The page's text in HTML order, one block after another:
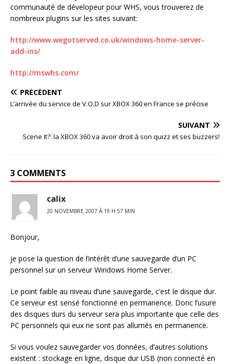
communauté de dévelopeur pour WHS, vous trouverez de
nombreux plugins sur les sites suivant:
http://www.wegotserved.co.uk/windows-home-server-
add-ins/
http://mswhs.com/
PRÉCÉDENT
L’arrivée du service de V.O.D sur XBOX 360 en France se précise
SUIVANT
Scene It?: la XBOX 360 va avoir droit à son quizz et ses buzzers!
3 COMMENTS
calix
20 NOVEMBRE 2007 À 19 H 57 MIN
Bonjour,
je pose la question de l’intérêt d’une sauvegarde d’un PC
personnel sur un serveur Windows Home Server.
Le point faible au niveau d’une sauvegarde, c’est le disque dur.
Ce serveur est sensé fonctionné en permanence. Donc l’usure
des disques durs du serveur sera plus importante que celle des
PC personnels qui eux ne sont pas allumés en permanence.
Si vous voulez sauvegarder vos données, d’autres solutions
existent : stockage en ligne, disque dur USB (non connecté en